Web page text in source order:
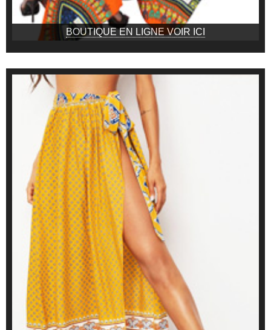
BOUTIQUE EN LIGNE VOIR ICI